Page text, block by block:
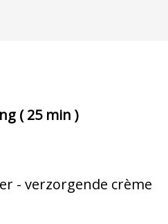
( 25 min )
- verzorgende crème